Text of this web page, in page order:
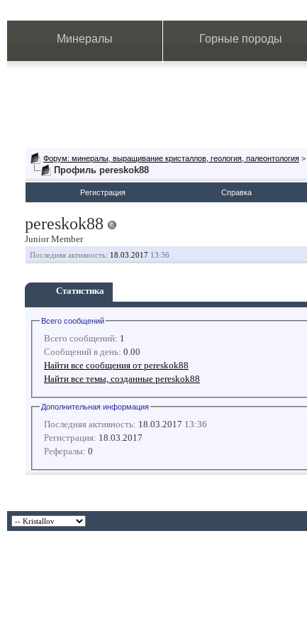
Минералы Горные породы
Форум: минералы, выращивание кристаллов, геология, палеонтология >
Профиль pereskok88
Регистрация Справка
pereskok88
Junior Member
Последняя активность: 18.03.2017 13:36
Статистика
Всего сообщений
Всего сообщений: 1
Сообщений в день: 0.00
Найти все сообщения от pereskok88
Найти все темы, созданные pereskok88
Дополнительная информация
Последняя активность: 18.03.2017 13:36
Регистрация: 18.03.2017
Рефералы: 0